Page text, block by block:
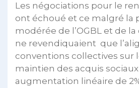
Les négociations pour le
ont échoué et ce malgré la
modérée de l’OGBL et de
ne revendiquaient que
conventions collectives sur
maintien des acquis
augmentation linéaire de